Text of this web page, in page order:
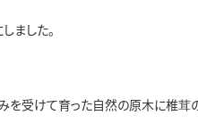
ました。
受けて育った自然の原木に椎